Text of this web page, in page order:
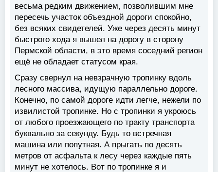
весьма редким движением, позволившим мне
пересечь участок объездной дороги спокойно,
без всяких свидетелей. Уже через десять минут
быстрого хода я вышел на дорогу в сторону
Пермской области, в это время соседний регион
ещё не обладает статусом края.
Сразу свернул на невзрачную тропинку вдоль
лесного массива, идущую параллельно дороге.
Конечно, по самой дороге идти легче, нежели по
извилистой тропинке. Но с тропинки я укроюсь
от любого проезжающего по тракту транспорта
буквально за секунду. Будь то встречная
машина или попутная. А прыгать по десять
метров от асфальта к лесу через каждые пять
минут не хотелось. Вот по тропинке я и